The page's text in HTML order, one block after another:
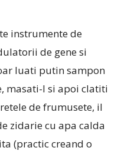
instrumente de
de gene si
luati putin sampon
masati-l si apoi clatiti
de frumusete, il
zidarie cu apa calda
(practic creand o